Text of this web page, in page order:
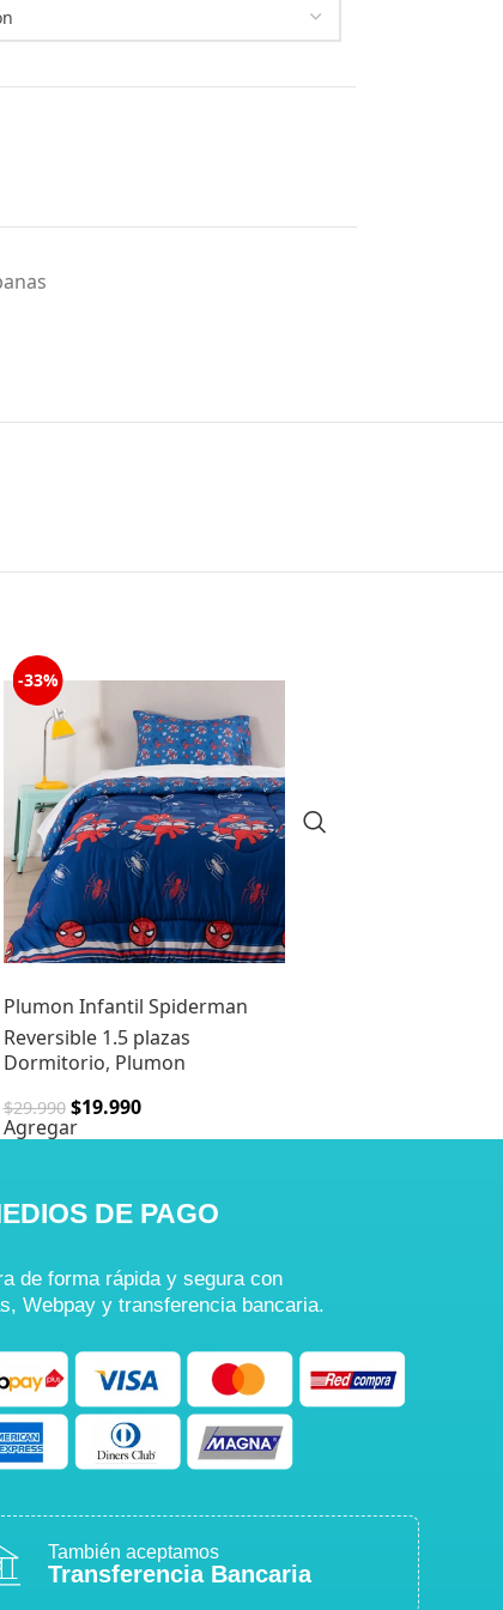
-33%
Plumon Infantil Spiderman
Reversible 1.5 plazas
Dormitorio, Plumon
$29.990 $19.990
Agregar
DE PAGO
de forma rápida y segura con
Webpay y transferencia bancaria.
También aceptamos
Transferencia Bancaria